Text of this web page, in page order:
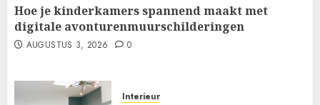
Hoe je kinderkamers spannend maakt met
digitale avonturenmuurschilderingen
AUGUSTUS 3, 2026 0
Interieur